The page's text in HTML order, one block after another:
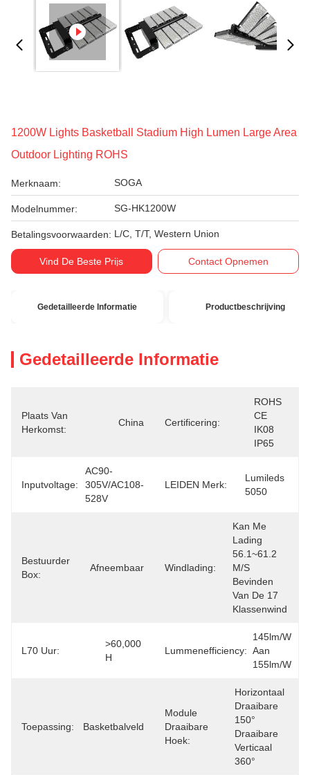
1200W Lights Basketball Stadium High Lumen Large Area
Outdoor Lighting ROHS
Merknaam: SOGA
Modelnummer: SG-HK1200W
Betalingsvoorwaarden: L/C, T/T, Western Union
Vind De Beste Prijs Contact Opnemen
Gedetailleerde Informatie Productbeschrijving
Gedetailleerde Informatie
Plaats Van
Herkomst:
China Certificering:
ROHS
CE
IK08
IP65
Inputvoltage:
AC90-
305V/AC108-
528V
LEIDEN Merk:
Lumileds
5050
Bestuurder
Box:
Afneembaar Windlading:
Kan Me
Lading
56.1~61.2
M/s
Bevinden
Van De 17
Klassenwind
L70 Uur:
>60,000
H
Lummenefficiency:
145lm/w
Aan
155lm/w
Toepassing: Basketbalveld
Module
Draaibare
Hoek:
Horizontaal
Draaibare
150°
Draaibare
Verticaal
360°